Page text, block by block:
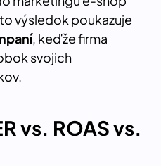
výsledok poukazuje
, keďže firma
svojich
vs. ROAS vs.